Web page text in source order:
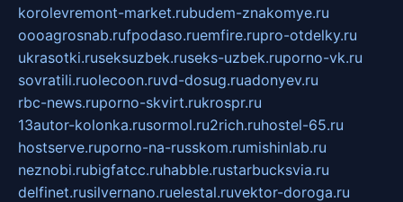
korolevremont-market.rubudem-znakomye.ru
oooagrosnab.rufpodaso.ruemfire.rupro-otdelky.ru
ukrasotki.ruseksuzbek.ruseks-uzbek.ruporno-vk.ru
sovratili.ruolecoon.ruvd-dosug.ruadonyev.ru
rbc-news.ruporno-skvirt.rukrospr.ru
13autor-kolonka.rusormol.ru2rich.ruhostel-65.ru
hostserve.ruporno-na-russkom.rumishinlab.ru
neznobi.rubigfatcc.ruhabble.rustarbucksvia.ru
delfinet.rusilvernano.ruelestal.ruvektor-doroga.ru